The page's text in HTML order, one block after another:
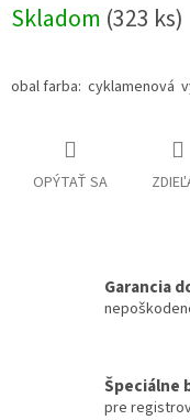
Skladom (323 ks)
obal farba: cyklamenová
OPÝTAŤ SA
Garancia
Špeciálne
pre